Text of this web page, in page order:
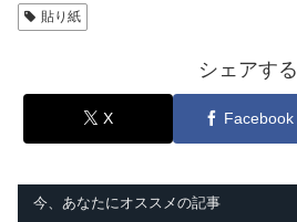
貼り紙
シェアする
X Facebook
今、あなたにオススメの記事